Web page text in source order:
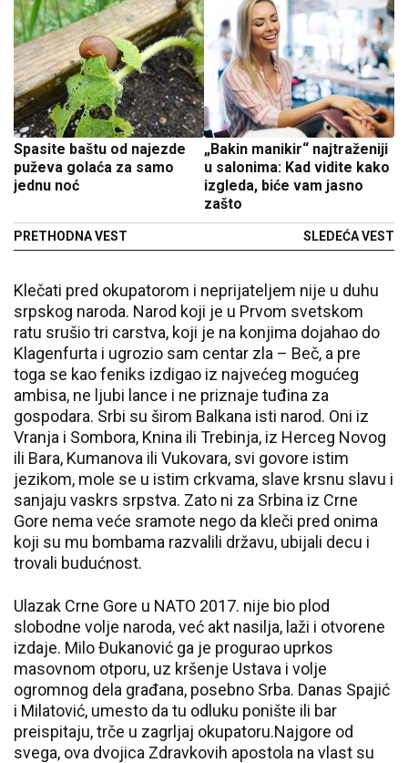
Spasite baštu od najezde
puževa golaća za samo
jednu noć
PRETHODNA VEST
„Bakin manikir“ najtraženiji
u salonima: Kad vidite kako
izgleda, biće vam jasno
zašto
SLEDEĆA VEST
Klečati pred okupatorom i neprijateljem nije u duhu
srpskog naroda. Narod koji je u Prvom svetskom
ratu srušio tri carstva, koji je na konjima dojahao do
Klagenfurta i ugrozio sam centar zla – Beč, a pre
toga se kao feniks izdigao iz najvećeg mogućeg
ambisa, ne ljubi lance i ne priznaje tuđina za
gospodara. Srbi su širom Balkana isti narod. Oni iz
Vranja i Sombora, Knina ili Trebinja, iz Herceg Novog
ili Bara, Kumanova ili Vukovara, svi govore istim
jezikom, mole se u istim crkvama, slave krsnu slavu i
sanjaju vaskrs srpstva. Zato ni za Srbina iz Crne
Gore nema veće sramote nego da kleči pred onima
koji su mu bombama razvalili državu, ubijali decu i
trovali budućnost.
Ulazak Crne Gore u NATO 2017. nije bio plod
slobodne volje naroda, već akt nasilja, laži i otvorene
izdaje. Milo Đukanović ga je progurao uprkos
masovnom otporu, uz kršenje Ustava i volje
ogromnog dela građana, posebno Srba. Danas Spajić
i Milatović, umesto da tu odluku ponište ili bar
preispitaju, trče u zagrljaj okupatoru.Najgore od
svega, ova dvojica Zdravkovih apostola na vlast su